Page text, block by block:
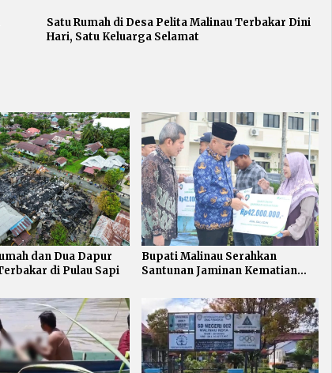
Satu Rumah di Desa Pelita Malinau Terbakar Dini
Hari, Satu Keluarga Selamat
dan Dua Dapur
di Pulau Sapi
Bupati Malinau Serahkan
Santunan Jaminan Kematian
Ketenagakerjaan bagi 500
Pekerja Rentan